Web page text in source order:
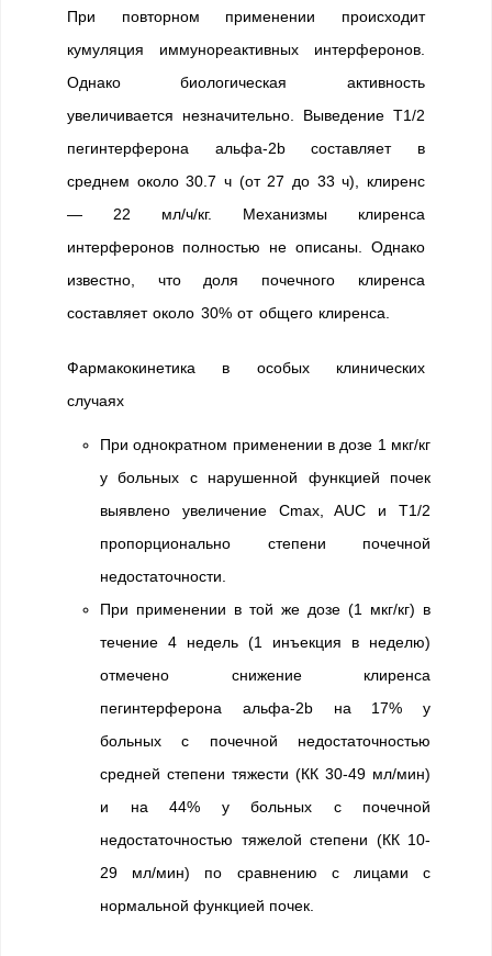
При повторном применении происходит
кумуляция иммунореактивных интерферонов.
Однако биологическая активность
увеличивается незначительно. Выведение Т1/2
пегинтерферона альфа-2b составляет в
среднем около 30.7 ч (от 27 до 33 ч), клиренс
— 22 мл/ч/кг. Механизмы клиренса
интерферонов полностью не описаны. Однако
известно, что доля почечного клиренса
составляет около 30% от общего клиренса.
Фармакокинетика в особых клинических
случаях
При однократном применении в дозе 1 мкг/кг
у больных с нарушенной функцией почек
выявлено увеличение Cmax, AUC и Т1/2
пропорционально степени почечной
недостаточности.
При применении в той же дозе (1 мкг/кг) в
течение 4 недель (1 инъекция в неделю)
отмечено снижение клиренса
пегинтерферона альфа-2b на 17% у
больных с почечной недостаточностью
средней степени тяжести (КК 30-49 мл/мин)
и на 44% у больных с почечной
недостаточностью тяжелой степени (КК 10-
29 мл/мин) по сравнению с лицами с
нормальной функцией почек.